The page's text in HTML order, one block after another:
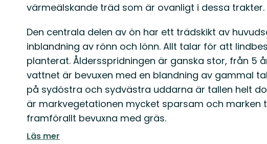
värmeälskande träd som är ovanligt i dessa trakter.
Den centrala delen av ön har ett trädskikt av
inblandning av rönn och lönn. Allt talar för att
planterat. Åldersspridningen är ganska stor, från 5
vattnet är bevuxen med en blandning av gammal
på sydöstra och sydvästra uddarna är tallen helt
är markvegetationen mycket sparsam och marken
framförallt bevuxna med gräs.
Läs mer